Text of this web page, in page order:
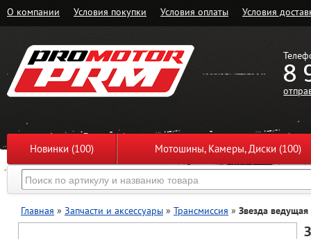
О компании Условия покупки Условия оплаты Условия
8
Новинки (100) Мотошины, Камеры, Диски (100)
Главная » Запчасти и аксессуары » Трансмиссия » Звезда